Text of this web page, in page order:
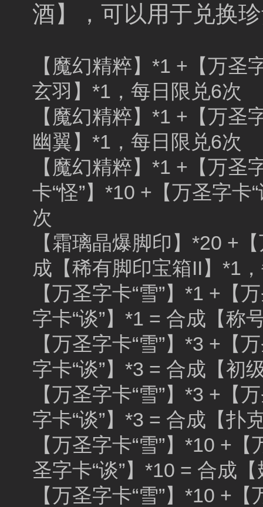
酒】，可以用于兑换
【魔幻精粹】*1 +【万圣
玄羽】*1，每日限兑6次
【魔幻精粹】*1 +【万圣
幽翼】*1，每日限兑6次
【魔幻精粹】*1 +【万圣
卡“怪”】*10 +【万圣字
次
【霜璃晶爆脚印】*20 +
成【稀有脚印宝箱II】*1
【万圣字卡“雪”】*1 +【
字卡“谈”】*1 = 合成【称
【万圣字卡“雪”】*3 +【
字卡“谈”】*3 = 合成【初
【万圣字卡“雪”】*3 +【
字卡“谈”】*3 = 合成【扑
【万圣字卡“雪”】*10 +
圣字卡“谈”】*10 = 合成
【万圣字卡“雪”】*10 +